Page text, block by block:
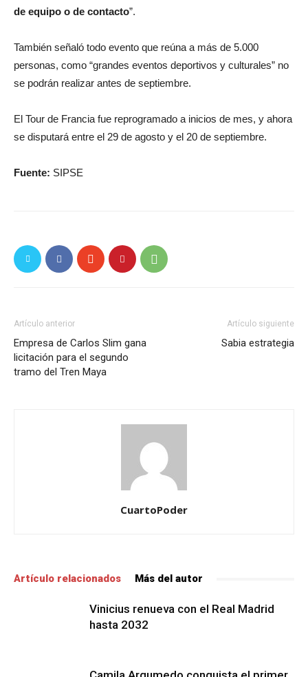
de equipo o de contacto”.
También señaló todo evento que reúna a más de 5.000
personas, como “grandes eventos deportivos y culturales” no
se podrán realizar antes de septiembre.
El Tour de Francia fue reprogramado a inicios de mes, y ahora
se disputará entre el 29 de agosto y el 20 de septiembre.
Fuente: SIPSE
Artículo anterior
Empresa de Carlos Slim gana
licitación para el segundo
tramo del Tren Maya
Artículo siguiente
Sabia estrategia
CuartoPoder
Artículo relacionados Más del autor
Vinicius renueva con el Real Madrid
hasta 2032